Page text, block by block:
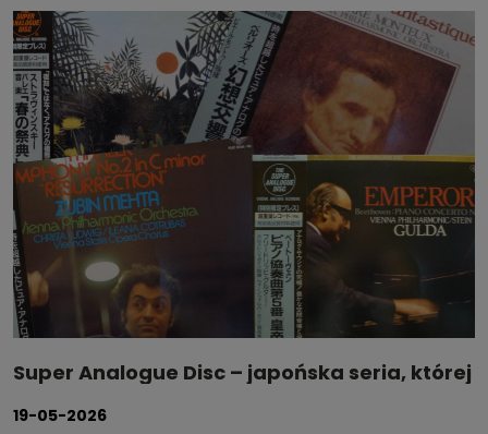
Super Analogue Disc – japońska seria, której
19-05-2026